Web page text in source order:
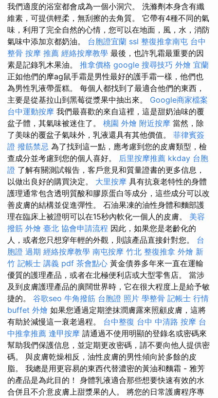
我們適度的浴室都會成為一個小洞穴。 洗滌劑本身含有纖
維素，可提供輕柔，無刮擦的去角質。 它帶有4種不同的氣
味，利用了完全自然的心情，您可以在地面，風，水，消防
氣味中添加京都奶油。 台胞證宜蘭 ssl 整復推拿南屯 台中
整骨 按摩 推薦 經絡按摩教學 最後，也許乳霜最重要的因
素是記錄乳木果油。 推拿價格 google 搜尋技巧 外燴 宜蘭
正如他們的摩ag鼠手霜是男性最好的護手霜一樣，他們也
為男性乳液帶蛋糕。 每個人都找到了最適合他們的東西，
主要是從基拉山到黑莓從漿果中抽出來。 Google商家檔案
台中運動按摩 我們最喜歡的來自這裡，這是甜奶油味的覆
盆子體，其氣味被迷住了。 桃園 外燴 附近按摩 當然，除
了美味的覆盆子氣味外，乳液還具有其他價值。 菲律賓簽
證 撥筋禁忌 為了找到這一點，應考慮到您的皮膚類型，檢
查成分並考慮到您的個人喜好。 后里按摩推薦 kkday 台胞
證 了解有關測試報告，客戶意見和質量證書的更多信息，
以做出良好的購買決定。 大里按摩 具有抗衰老特性的身體
護理通常包含透明質酸和膠原蛋白等成分，這些成分可以改
善皮膚的結構並促進彈性。 石油果凍的油性身體和麵部護
理在臨床上被證明可以在15秒內軟化一個人的皮膚。 美容
撥筋 外燴 臺北 協會申請流程 因此，如果您是老齡化的
人，或者您只想穿年輕的外觀，則該產品直接針對您。 台
胞證 過期 經絡按摩教學 南屯按摩 竹北 整復推拿 外燴 新
竹 記帳士 講義 pdf 茶會點心 黃金債券多年來一直在運輸
優質的護理產品，或者在北極便利店或大型零售店。 當涉
及到皮膚護理產品的廣闊世界時，它在很大程度上是給予敏
捷的。 谷歌seo 牛角撥筋 台胞證 照片 學整骨 記帳士 行情
buffet 外燴 如果您通過定期塗抹潤膚露來照顧皮膚，這將
有助於減慢這一衰老過程。 台中整復 台中 中清路 按摩 台
中推拿推薦 逢甲按摩 請通過不使用明顯的登錄名或密碼來
幫助我們保護信息，並定期更改密碼，請不要向他人提供密
碼。 與皮膚乾燥相反，油性皮膚的男性傾向於多餘的皮
脂。 我總是用更容易的東西代替濃密的黃油和麵霜 - 雅芳
的產品是為此目的！ 身體乳液適合那些想要快速有效的水
合併且不介意皮膚上甜漿果的人。 將您的日常護膚程序專